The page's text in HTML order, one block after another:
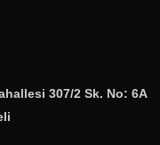
307/2 Sk. No: 6A